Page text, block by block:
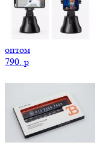
оптом
790. p